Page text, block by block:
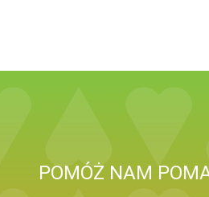
POMÓŻ NAM